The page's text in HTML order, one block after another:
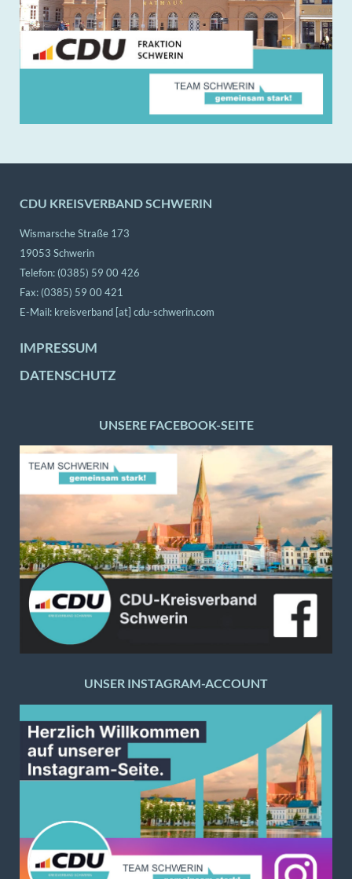
CDU KREISVERBAND SCHWERIN
Wismarsche Straße 173
19053 Schwerin
Telefon: (0385) 59 00 426
Fax: (0385) 59 00 421
E-Mail: kreisverband [at] cdu-schwerin.com
IMPRESSUM
DATENSCHUTZ
UNSERE FACEBOOK-SEITE
UNSER INSTAGRAM-ACCOUNT